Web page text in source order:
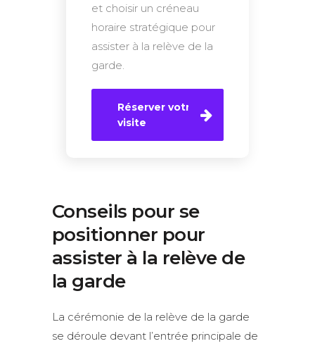
et choisir un créneau
horaire stratégique pour
assister à la relève de la
garde.
Réserver votre
visite
Conseils pour se
positionner pour
assister à la relève de
la garde
La cérémonie de la relève de la garde
se déroule devant l’entrée principale de